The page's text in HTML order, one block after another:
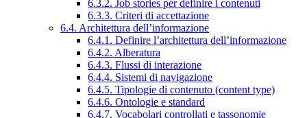
6.3.2. Job stories per definire i contenuti
6.3.3. Criteri di accettazione
6.4. Architettura dell’informazione
6.4.1. Definire l’architettura dell’informazione
6.4.2. Alberatura
6.4.3. Flussi di interazione
6.4.4. Sistemi di navigazione
6.4.5. Tipologie di contenuto (content type)
6.4.6. Ontologie e standard
6.4.7. Vocabolari controllati e tassonomie